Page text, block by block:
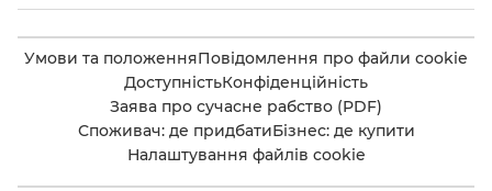
Умови та положенняПовідомлення про файли cookie
ДоступністьКонфіденційність
Заява про сучасне рабство (PDF)
Споживач: де придбатиБізнес: де купити
Налаштування файлів cookie